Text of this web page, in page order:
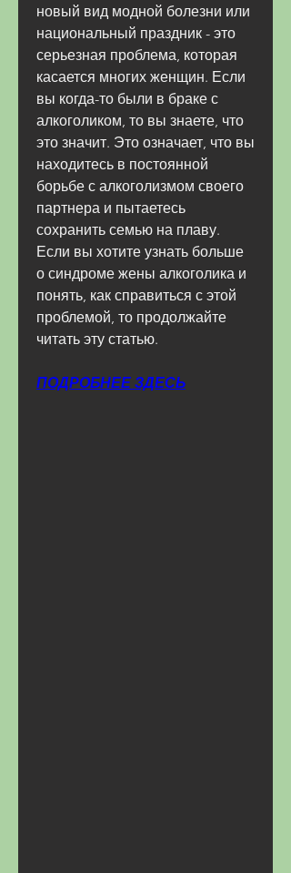
новый вид модной болезни или
национальный праздник - это
серьезная проблема, которая
касается многих женщин. Если
вы когда-то были в браке с
алкоголиком, то вы знаете, что
это значит. Это означает, что вы
находитесь в постоянной
борьбе с алкоголизмом своего
партнера и пытаетесь
сохранить семью на плаву.
Если вы хотите узнать больше
о синдроме жены алкоголика и
понять, как справиться с этой
проблемой, то продолжайте
читать эту статью.
ПОДРОБНЕЕ ЗДЕСЬ